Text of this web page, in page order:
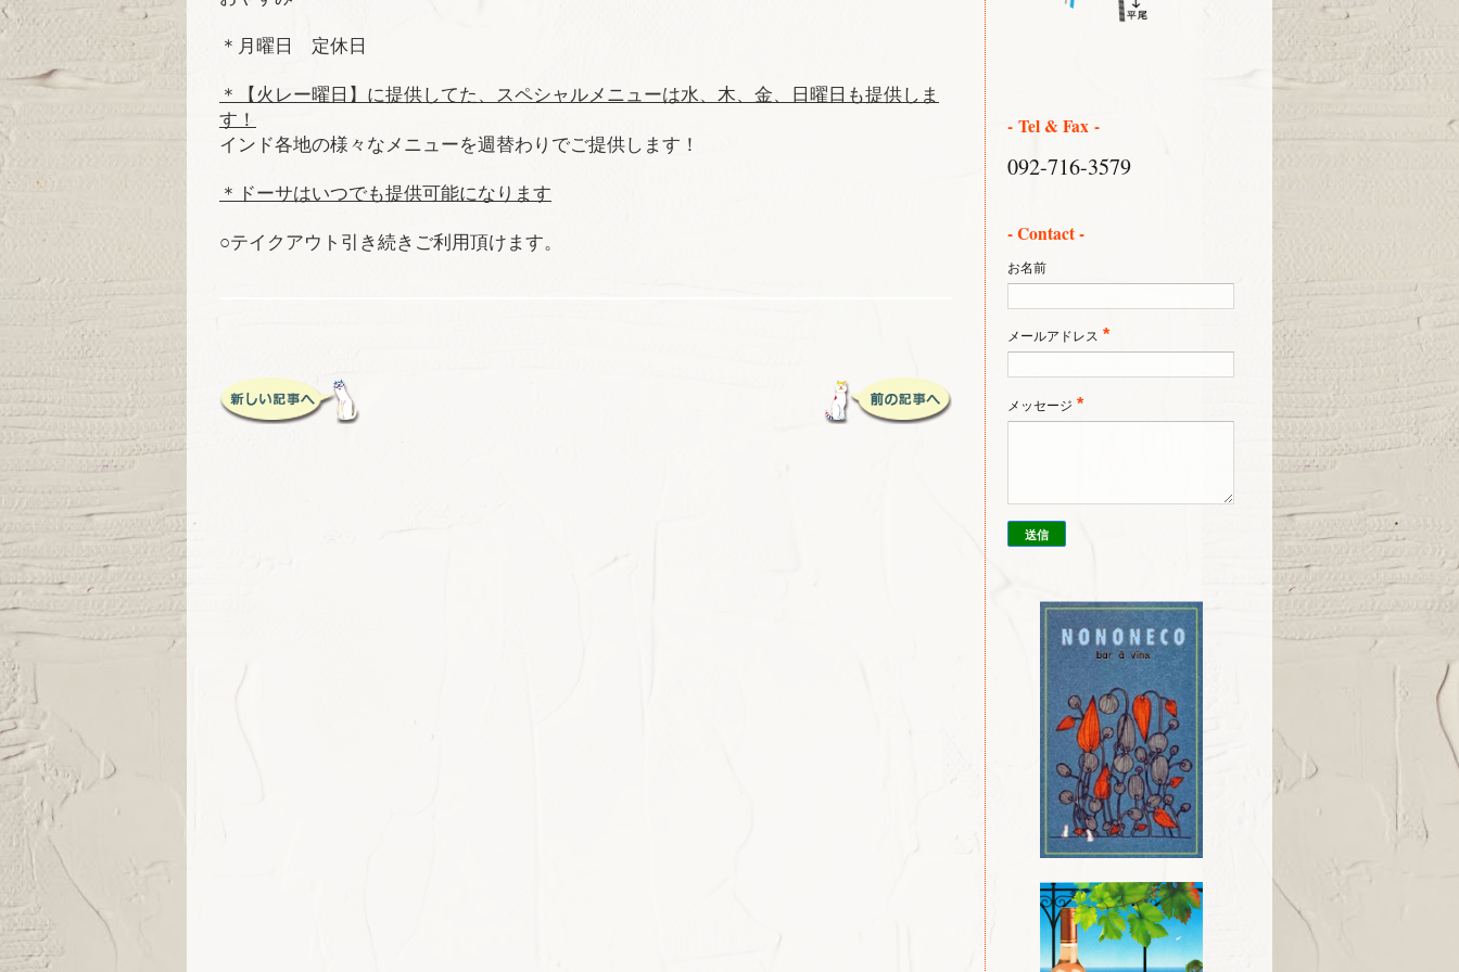
＊月曜日 定休日
＊【火レー曜日】に提供してた、スペシャルメニューは水、木、金、日曜日も提供しま
す！
インド各地の様々なメニューを週替わりでご提供します！
＊ドーサはいつでも提供可能になります
○テイクアウト引き続きご利用頂けます。
- Tel & Fax -
092-716-3579
- Contact -
お名前
メールアドレス *
メッセージ *